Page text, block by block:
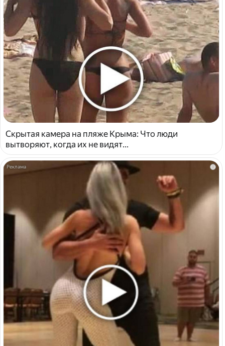
Скрытая камера на пляже Крыма: Что люди
вытворяют, когда их не видят...
i